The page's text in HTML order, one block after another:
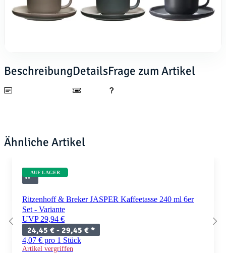
BeschreibungDetailsFrage zum Artikel
Ähnliche Artikel
AUF LAGER
Ritzenhoff & Breker JASPER Kaffeetasse 240 ml 6er
Set - Variante
UVP 29,94 €
24,45 € - 29,45 € *
4,07 € pro 1 Stück
Artikel vergriffen